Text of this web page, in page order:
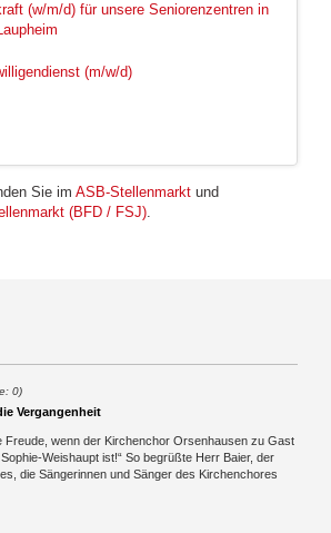
(w/m/d) für unsere Seniorenzentren in
(m/w/d)
Sie im ASB-Stellenmarktund
(BFD / FSJ).
0)
Vergangenheit
Freude, wenn der Kirchenchor Orsenhausen zu Gast
Weishaupt ist!“ So begrüßte Herr Baier, der
die Sängerinnen und Sänger des Kirchenchores